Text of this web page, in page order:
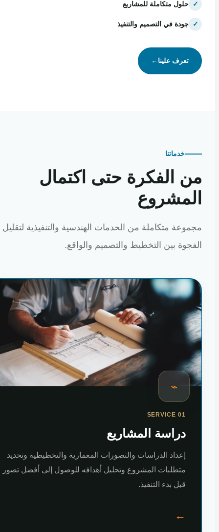
حلول متكاملة للمشاريع
جودة في التصميم والتنفيذ
تعرف علينا←
خدماتنا
الفكرة حتى اكتمال
متكاملة من الخدمات الهندسية والتنفيذية لتقليل
بين التخطيط والتصميم والواقع.
⌁
SERVICE 01
دراسة المشاريع
إعداد الدراسات والتصورات المعمارية والتخطيطية وتحديد
متطلبات المشروع وتحليل أهدافه للوصول إلى أفضل تصور
قبل بدء التنفيذ.